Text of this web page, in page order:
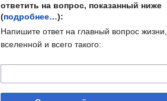
ответить на вопрос, показанный ниже
(подробнее…):
Напишите ответ на главный вопрос жизни,
вселенной и всего такого: